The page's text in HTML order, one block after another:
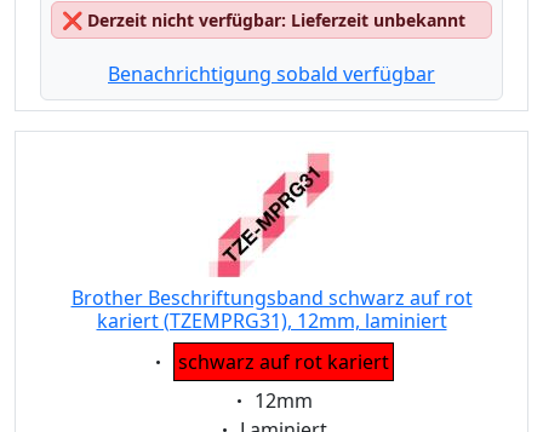
❌ Derzeit nicht verfügbar: Lieferzeit unbekannt
Benachrichtigung sobald verfügbar
Brother Beschriftungsband schwarz auf rot
kariert (TZEMPRG31), 12mm, laminiert
Eigenschaft:
schwarz auf rot kariert
Eigenschaft:
12mm